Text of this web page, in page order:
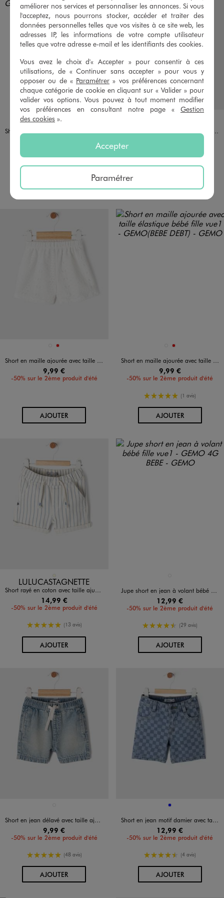
Disponible en 2 coloris
BLEU CLAIR
Short en jean avec taille ajustable bébé garçon
-50% sur le 2ème produit d'été
5/5 de moyenne
(16 avis)
-50% sur le 2ème produit d'été
4.5/5 de moyenne
(17 avis)
AU PANIER
Disponible en 2 coloris
BLANC VIF
ROUGE
Short en maille ajourée avec taille élastique bébé fille
9,99 €
-50% sur le 2ème produit d'été
AJOUTERAU PANIER
Disponible en 2 coloris
BLANC VIF
ROUGE
Short en maille ajourée avec taille élastique bébé fille
9,99 €
-50% sur le 2ème produit d'été
5/5 de moyenne
(1 avis)
AJOUTERAU PANIER
Disponible en 1 coloris
LULUCASTAGNETTE
Short rayé en coton avec taille ajustable bébé garçon - LuluCastagnette
14,99 €
-50% sur le 2ème produit d'été
5/5 de moyenne
(13 avis)
AJOUTERAU PANIER
Jupe short en jean à volant bébé fille
12,99 €
-50% sur le 2ème produit d'été
4.5/5 de moyenne
(29 avis)
AJOUTERAU PANIER
Short en jean délavé avec taille ajustable bébé garçon
9,99 €
-50% sur le 2ème produit d'été
5/5 de moyenne
(48 avis)
AJOUTERAU PANIER
Disponible en 1 coloris
BLEU
Short en jean motif damier avec taille ajustable bébé garçon
12,99 €
-50% sur le 2ème produit d'été
4.5/5 de moyenne
(4 avis)
AJOUTERAU PANIER
améliorer nos services et personnaliser les annonces. Si vous
l'acceptez, nous pourrons stocker, accéder et traiter des
données personnelles telles que vos visites à ce site web, les
adresses IP, les informations de votre compte utilisateur
telles que votre adresse e-mail et les identifiants des cookies.
Vous avez le choix d'« Accepter » pour consentir à ces
utilisations, de « Continuer sans accepter » pour vous y
opposer ou de « Paramétrer » vos préférences concernant
chaque catégorie de cookie en cliquant sur « Valider » pour
valider vos options. Vous pouvez à tout moment modifier
vos préférences en consultant notre page « Gestion
des cookies ».
Accepter
Paramétrer